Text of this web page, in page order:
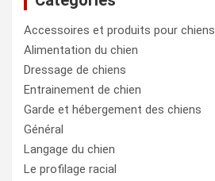
c
h
e
r
Accessoires et produits pour chiens
Alimentation du chien
Dressage de chiens
Entrainement de chien
Garde et hébergement des chiens
Général
Langage du chien
Le profilage racial